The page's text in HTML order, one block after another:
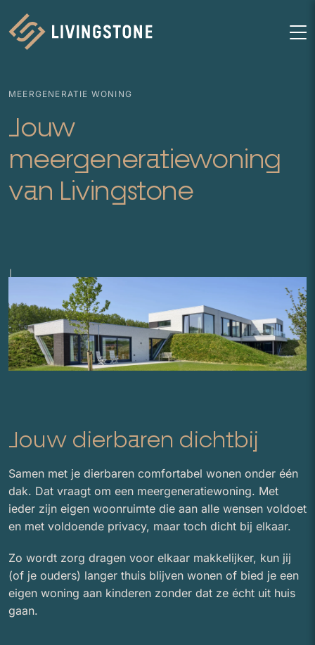
Homepage
MEERGENERATIE WONING
Jouw
meergeneratiewoning
van Livingstone
Jouw dierbaren dichtbij
Samen met je dierbaren comfortabel wonen onder één
dak. Dat vraagt om een meergeneratiewoning. Met
ieder zijn eigen woonruimte die aan alle wensen voldoet
en met voldoende privacy, maar toch dicht bij elkaar.
Zo wordt zorg dragen voor elkaar makkelijker, kun jij
(of je ouders) langer thuis blijven wonen of bied je een
eigen woning aan kinderen zonder dat ze écht uit huis
gaan.